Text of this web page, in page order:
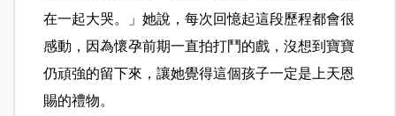
在一起大哭。」她說，每次回憶起這段歷程都會很
感動，因為懷孕前期一直拍打鬥的戲，沒想到寶寶
仍頑強的留下來，讓她覺得這個孩子一定是上天恩
賜的禮物。